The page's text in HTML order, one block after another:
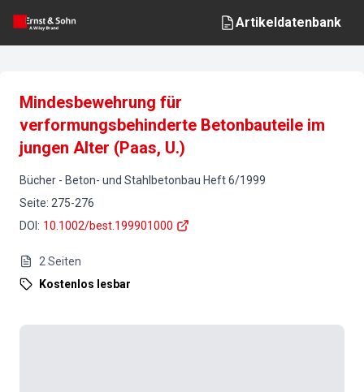
Artikeldatenbank
Mindesbewehrung für
verformungsbehinderte Betonbauteile im
jungen Alter (Paas, U.)
Bücher - Beton- und Stahlbetonbau Heft6/1999
Seite: 275-276
DOI : 10.1002/best.199901000
2 Seiten
Kostenlos lesbar